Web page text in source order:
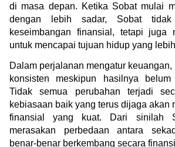
di masa depan. Ketika Sobat mulai
dengan lebih sadar, Sobat tidak
keseimbangan finansial, tetapi juga
untuk mencapai tujuan hidup yang
Dalam perjalanan mengatur
konsisten meskipun hasilnya
Tidak semua perubahan terjadi
kebiasaan baik yang terus dijaga akan
finansial yang kuat. Dari sinilah
merasakan perbedaan antara
benar-benar berkembang secara